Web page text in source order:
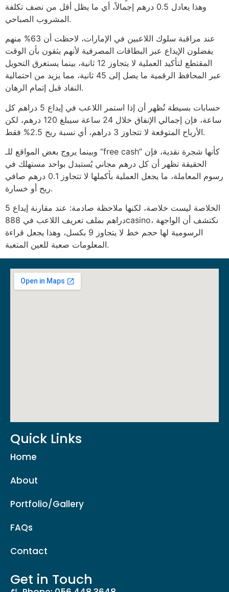
وهذا يعادل 0.5 درهم إجمالاً، أي ما يظل أقل من نصف تكلفة
المشروب الصباحي.
عند مراقبة سلوك اللاعبين في الإمارات، لاحظت أن 63% منهم
يفضلون الإيداع عبر البطاقات المصرفية لأنهم يثقون بأن الوقت
المقتطع لتأكيد العملية لا يتجاوز 12 ثانية، بينما يستغرق التحويل
عبر المحافظ الرقمية ما يصل إلى 45 ثانية، مما يزيد من احتمالية
النفاد قبل إتمام الرهان.
حسابات بسيطة تُظهر أن إذا استمر اللاعب في إيداع 5 دراهم كل
ساعة، فإن إجمالي الإنفاق خلال 24 ساعة سيبلغ 120 درهم، لكن
الأرباح المتوقعة لا تتجاوز 3 دراهم، أي نسبة ربح 2.5% فقط.
وبينما يروج بعض المواقع للـ “free cash” كأنها شجرة نقدية، فإن
الحقيقة تظهر أن كل درهم مجاني يُستبدل بواحد مستهلك في
رسوم المعاملة، ما يجعل العملية بأكملها لا تتجاوز 0.1 درهم صافي
ربح أو خسارة.
الخلاصة ليست خلاصة، لكنها ملاحظة صادمة: عند مقارنة إيداع 5
دراهم بملف تعريف اللاعب في 888casino، نكتشف أن الواجهة
الرسومية لها حجم خط لا يتجاوز 9 بكسل، وهذا يجعل قراءة
المعلومات صعبة للعين المتعبة.
Quick Links
Home
About
Portfolio/Gallery
FAQs
Contact
Get in Touch